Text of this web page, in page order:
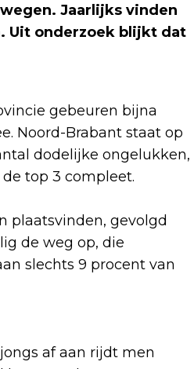
Jaarlijks vinden
Uit onderzoek blijkt dat
gebeuren bijna
Noord-Brabant staat op
dodelijke ongelukken,
top 3 compleet.
plaatsvinden, gevolgd
de weg op, die
slechts 9 procent van
af aan rijdt men